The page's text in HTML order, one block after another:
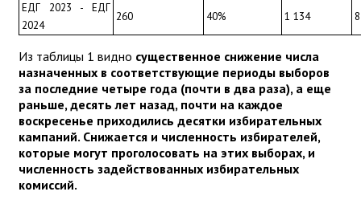
ЕДГ 2023 - ЕДГ
2024
260 40% 1 134
Из таблицы 1 видно существенное снижение числа
назначенных в соответствующие периоды выборов
за последние четыре года (почти в два раза), а еще
раньше, десять лет назад, почти на каждое
воскресенье приходились десятки избирательных
кампаний. Снижается и численность избирателей,
которые могут проголосовать на этих выборах, и
численность задействованных избирательных
комиссий.